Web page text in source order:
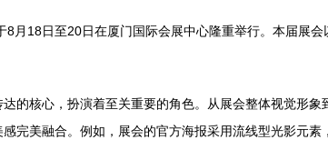
8月18日至20日在厦门国际会展中心隆重举行。本届展
的核心，扮演着至关重要的角色。从展会整体视觉形
完美融合。例如，展会的官方海报采用流线型光影元